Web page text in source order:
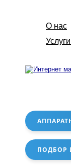
О нас
ПОДБОР